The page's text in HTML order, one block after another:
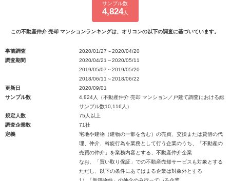
サンプル数
4,824人
この不動産仲介 売却 マンションランキングは、オリコンの以下の調査に基づいています。
事前調査
2020/01/27～2020/04/20
調査期間
2020/04/21～2020/05/11
2019/05/07～2019/05/20
2018/06/11～2018/06/22
更新日
2020/09/01
サンプル数
4,824人（不動産仲介 売却 マンション／戸建て調査における総
サンプル数10,116人）
規定人数
75人以上
調査企業数
71社
定義
宅地や建物（建物の一部を含む）の売買、交換または貸借の代
理、仲介、斡旋行為を業務として行う企業のうち、「不動産の
売買の仲介」を業務内容とする、不動産仲介企業
なお、「買い取り保証」での不動産売却サービスも対象とする
ただし、以下の条件にあてはまる企業は対象外とする